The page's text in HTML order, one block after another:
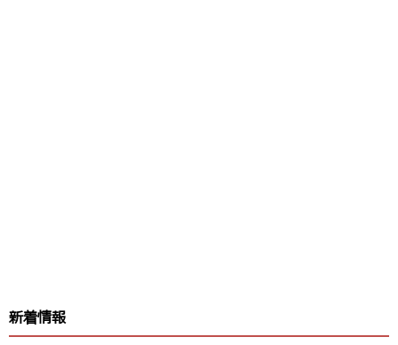
新着情報